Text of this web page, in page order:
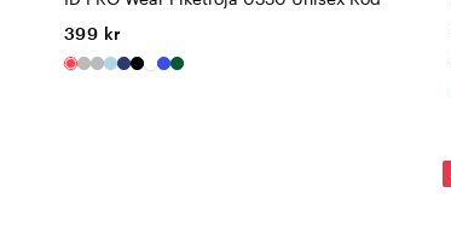
399 kr